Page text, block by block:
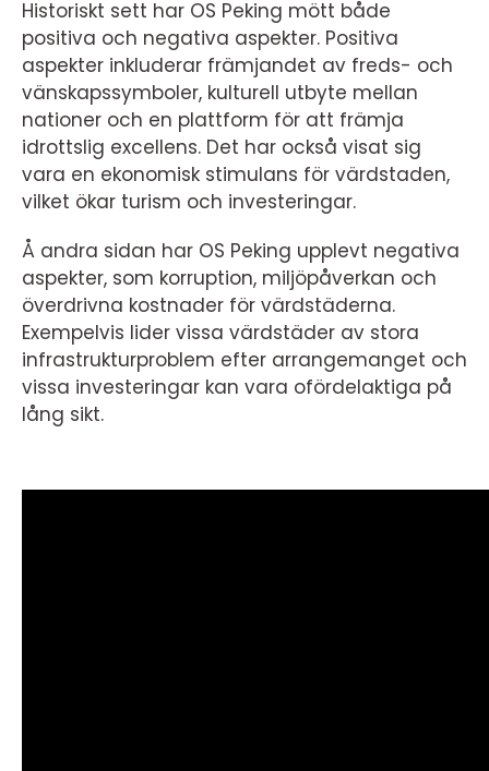
Historiskt sett har OS Peking mött både
positiva och negativa aspekter. Positiva
aspekter inkluderar främjandet av freds- och
vänskapssymboler, kulturell utbyte mellan
nationer och en plattform för att främja
idrottslig excellens. Det har också visat sig
vara en ekonomisk stimulans för värdstaden,
vilket ökar turism och investeringar.
Å andra sidan har OS Peking upplevt negativa
aspekter, som korruption, miljöpåverkan och
överdrivna kostnader för värdstäderna.
Exempelvis lider vissa värdstäder av stora
infrastrukturproblem efter arrangemanget och
vissa investeringar kan vara ofördelaktiga på
lång sikt.